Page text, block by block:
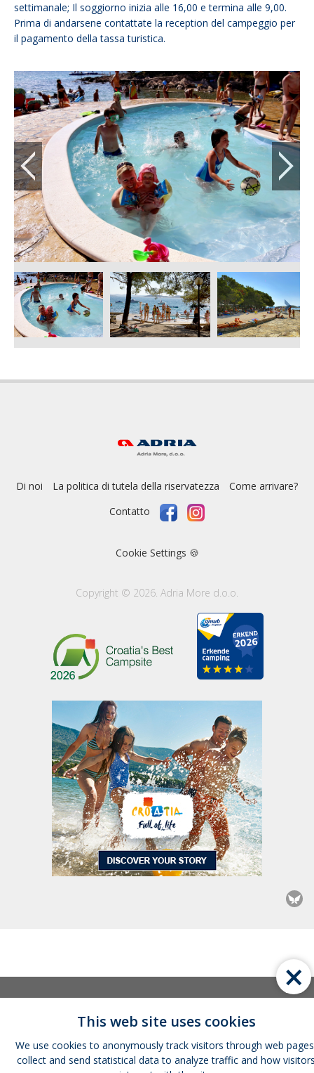
settimanale; Il soggiorno inizia alle 16,00 e termina alle 9,00.
Prima di andarsene contattate la reception del campeggio per
il pagamento della tassa turistica.
Di noi La politica di tutela della riservatezza
Come arrivare?
Contatto
Cookie Settings 🍪
Copyright © 2026. Adria More d.o.o.
×
This web site uses cookies
We use cookies to anonymously track visitors through web
collect and send statistical data to analyze traffic and how